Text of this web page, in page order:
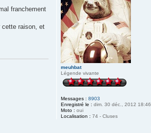
meuhbat
Légende vivante
Messages : 8903
Enregistré le : dim. 30 déc., 2012 18:46
Moto : oui
Localisation : 74 - Cluses
franchement
cette raison, et